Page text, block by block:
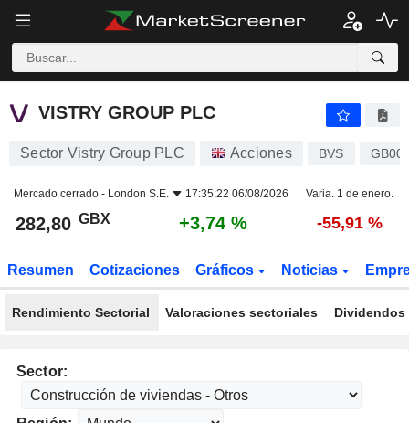
VISTRY GROUP PLC
VISTRY GROUP PLC
Sector Vistry Group PLC Acciones BVS
Mercado cerrado - London S.E. 17:35:22 06/08/2026 Varia. 1 de enero.
282,80 GBX +3,74 % -55,91 %
Resumen Cotizaciones Gráficos Noticias
Rendimiento Sectorial Valoraciones sectoriales
Sector: